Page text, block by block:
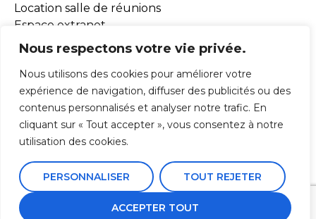
Nous respectons votre vie privée.
Nous utilisons des cookies pour améliorer votre
expérience de navigation, diffuser des publicités ou des
contenus personnalisés et analyser notre trafic. En
cliquant sur « Tout accepter », vous consentez à notre
utilisation des cookies.
PERSONNALISER TOUT REJETER
ACCEPTER TOUT
Location salle de réunions
Espace extranet
Document BNC
ADHESION
ACTUALITÉS
Mentions Légales
Conception webyoo